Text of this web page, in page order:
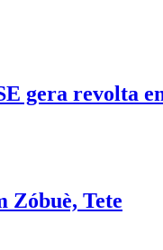
gera revolta
Zóbuè, Tete